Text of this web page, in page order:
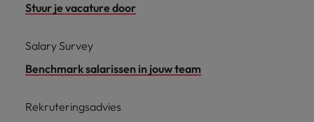
Stuur je vacature door
Salary Survey
Benchmark salarissen in jouw team
Rekruteringsadvies